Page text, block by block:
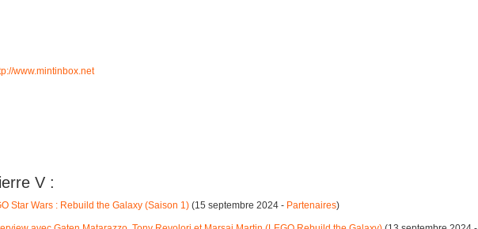
www.mintinbox.net
V :
Star Wars : Rebuild the Galaxy (Saison 1) (15 septembre 2024 - Partenaires)